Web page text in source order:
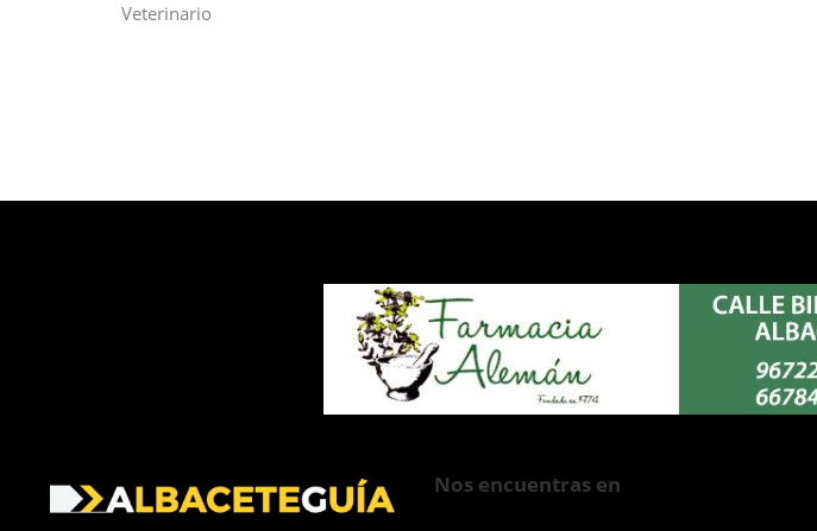
Veterinario
Nos encuentras en